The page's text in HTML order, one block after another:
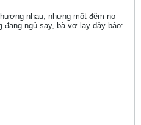
nhau, nhưng một đêm nọ
đang ngủ say, bà vợ lay dậy bảo: